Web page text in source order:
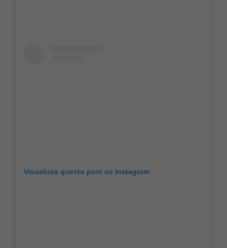
Visualizza questo post su Instagram